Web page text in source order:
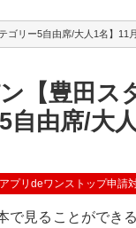
ゴリー5自由席/大人1名】11
【豊田ス
自由席/大
プリdeワンストップ申請
で見ることができ